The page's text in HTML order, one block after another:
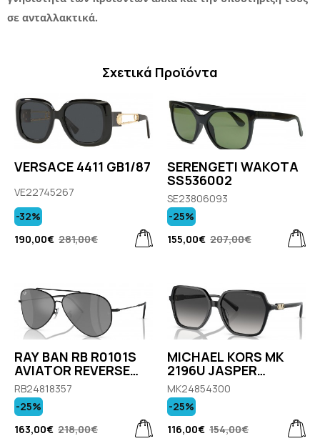
σε ανταλλακτικά.
Σχετικά Προϊόντα
VERSACE 4411 GB1/87
VE22745267
190,00€ 281,00€
-32%
SERENGETI WAKOTA
SS536002
SE23806093
155,00€ 207,00€
-25%
RAY BAN RB R0101S
AVIATOR REVERSE
002/GS
RB24818357
163,00€ 218,00€
-25%
MICHAEL KORS MK
2196U JASPER
30058G
MK24854300
116,00€ 154,00€
-25%